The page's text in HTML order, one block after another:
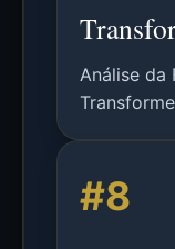
Análise da
rápidos,
#8